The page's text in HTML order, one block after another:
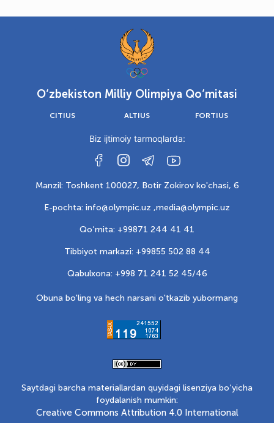
O‘zbekiston Milliy Olimpiya Qo‘mitasi
CITIUS ALTIUS FORTIUS
Biz ijtimoiy tarmoqlarda:
Manzil: Toshkent 100027, Botir Zokirov ko'chasi, 6
E-pochta: info@olympic.uz ,media@olympic.uz
Qo‘mita: +99871 244 41 41
Tibbiyot markazi: +99855 502 88 44
Qabulxona: +998 71 241 52 45/46
Obuna bo'ling va hech narsani o'tkazib yubormang
Saytdagi barcha materiallardan quyidagi lisenziya bo‘yicha
foydalanish mumkin:
Creative Commons Attribution 4.0 International